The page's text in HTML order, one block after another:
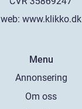
web: www.klikko.dk
Menu
Annonsering
Om oss